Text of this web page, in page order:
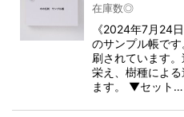
在庫数◎
《2024年7月24
のサンプル帳で
刷されています
栄え、樹種によ
ます。 ▼セット…